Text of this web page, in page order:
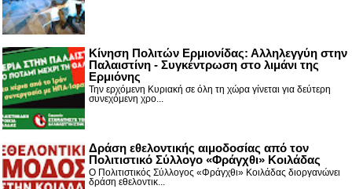
Κίνηση Πολιτών Ερμιονίδας: Αλληλεγγύη στην
Παλαιστίνη - Συγκέντρωση στο λιμάνι της
Ερμιόνης
Την ερχόμενη Κυριακή σε όλη τη χώρα γίνεται για δεύτερη
συνεχόμενη χρο...
Δράση εθελοντικής αιμοδοσίας από τον
Πολιτιστικό Σύλλογο «Φράγχθι» Κοιλάδας
Ο Πολιτιστικός Σύλλογος «Φράγχθι» Κοιλάδας διοργανώνει
δράση εθελοντικ...